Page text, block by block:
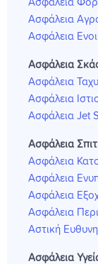
Ασφάλεια
Ασφάλεια
Ασφάλεια
Ασφάλεια
Ασφάλεια
Ασφάλεια
Ασφάλεια Jet
Ασφάλεια
Ασφάλεια
Ασφάλεια
Ασφάλεια
Ασφάλεια
Αστική
Ασφάλεια